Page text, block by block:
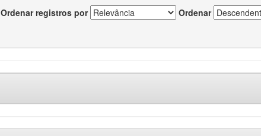
Ordenar registros por Ordenar